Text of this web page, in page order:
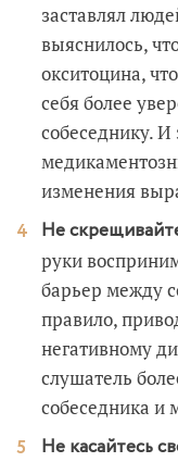
заставлял
выяснилось,
окситоцина,
себя более
собеседнику. И
изменения
Не
руки
барьер между
правило,
негативному
слушатель
собеседника и
Не касайтесь